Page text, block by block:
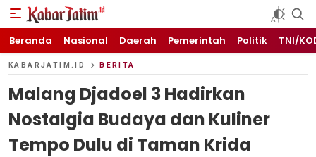
KABARJATIM.id
Kabar Jawa timuran
Beranda Nasional Daerah Pemerintah Politik TNI/
KABARJATIM.ID BERITA
Malang Djadoel 3 Hadirkan
Nostalgia Budaya dan Kuliner
Tempo Dulu di Taman Krida